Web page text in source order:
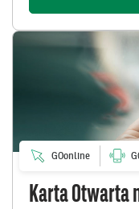
Przejdź
GOonline
Karta Otwarta